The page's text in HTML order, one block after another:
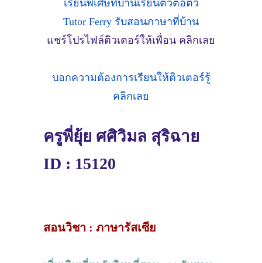
แชร์โปรไฟล์ติวเตอร์ให้เพื่อน คลิกเลย
บอกความต้องการเรียนให้ติวเตอร์รู้
คลิกเลย
ครูพี่ยุ้ย ศศิวิมล สุริฉาย
ID : 15120
สอนวิชา : ภาษารัสเซีย